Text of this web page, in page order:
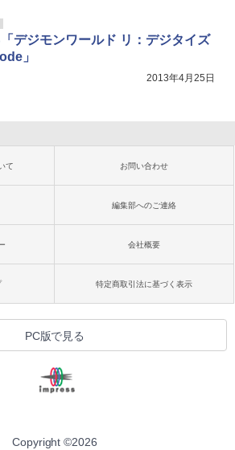
デジモンワールド リ：デジタイズ
」
2013年4月25日
て お問い合わせ
編集部へのご連絡
会社概要
特定商取引法に基づく表示
PC版で見る
Copyright ©2026